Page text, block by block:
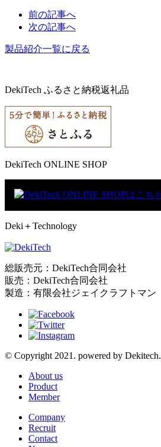
前の記事へ
次の記事へ
製品紹介一覧に戻る
DekiTech ふるさと納税返礼品
DekiTech ONLINE SHOP
Deki＋Technology
総販売元：DekiTech合同会社
販売：DekiTech合同会社
製造：有限会社ジェイクラフトマン
© Copyright 2021. powered by Dekitech.
About us
Product
Member
Company
Recruit
Contact